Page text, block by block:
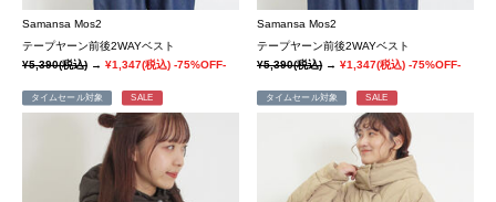
Samansa Mos2
テープヤーン前後2WAYベスト
¥5,390(税込) → ¥1,347(税込) -75%OFF-
Samansa Mos2
テープヤーン前後2WAYベスト
¥5,390(税込)→¥1,347(税込) -75%OFF-
タイムセール対象 SALE タイムセール対象 SALE